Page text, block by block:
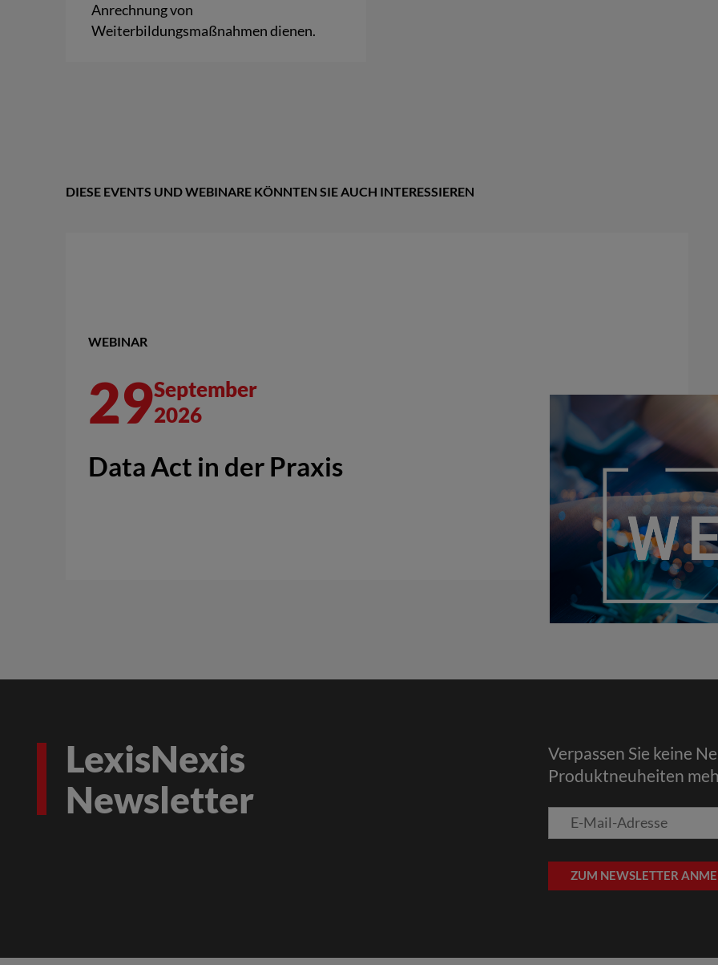
Anrechnung von
Weiterbildungsmaßnahmen dienen.
DIESE EVENTS UND WEBINARE KÖNNTEN SIE AUCH INTERESSIEREN
WEBINAR
29September
2026
Data Act in der Praxis
LexisNexis
Newsletter
Verpassen Sie keine
Produktneuheiten
E-
Mail-
ZUM NEWSLETTER